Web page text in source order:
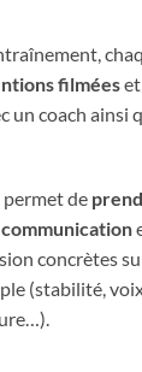
filméeset
un coach ainsi
de
concrètes
(stabilité,